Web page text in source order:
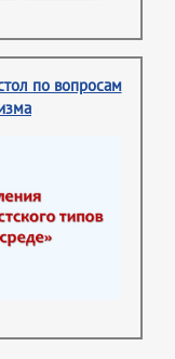
по вопросам